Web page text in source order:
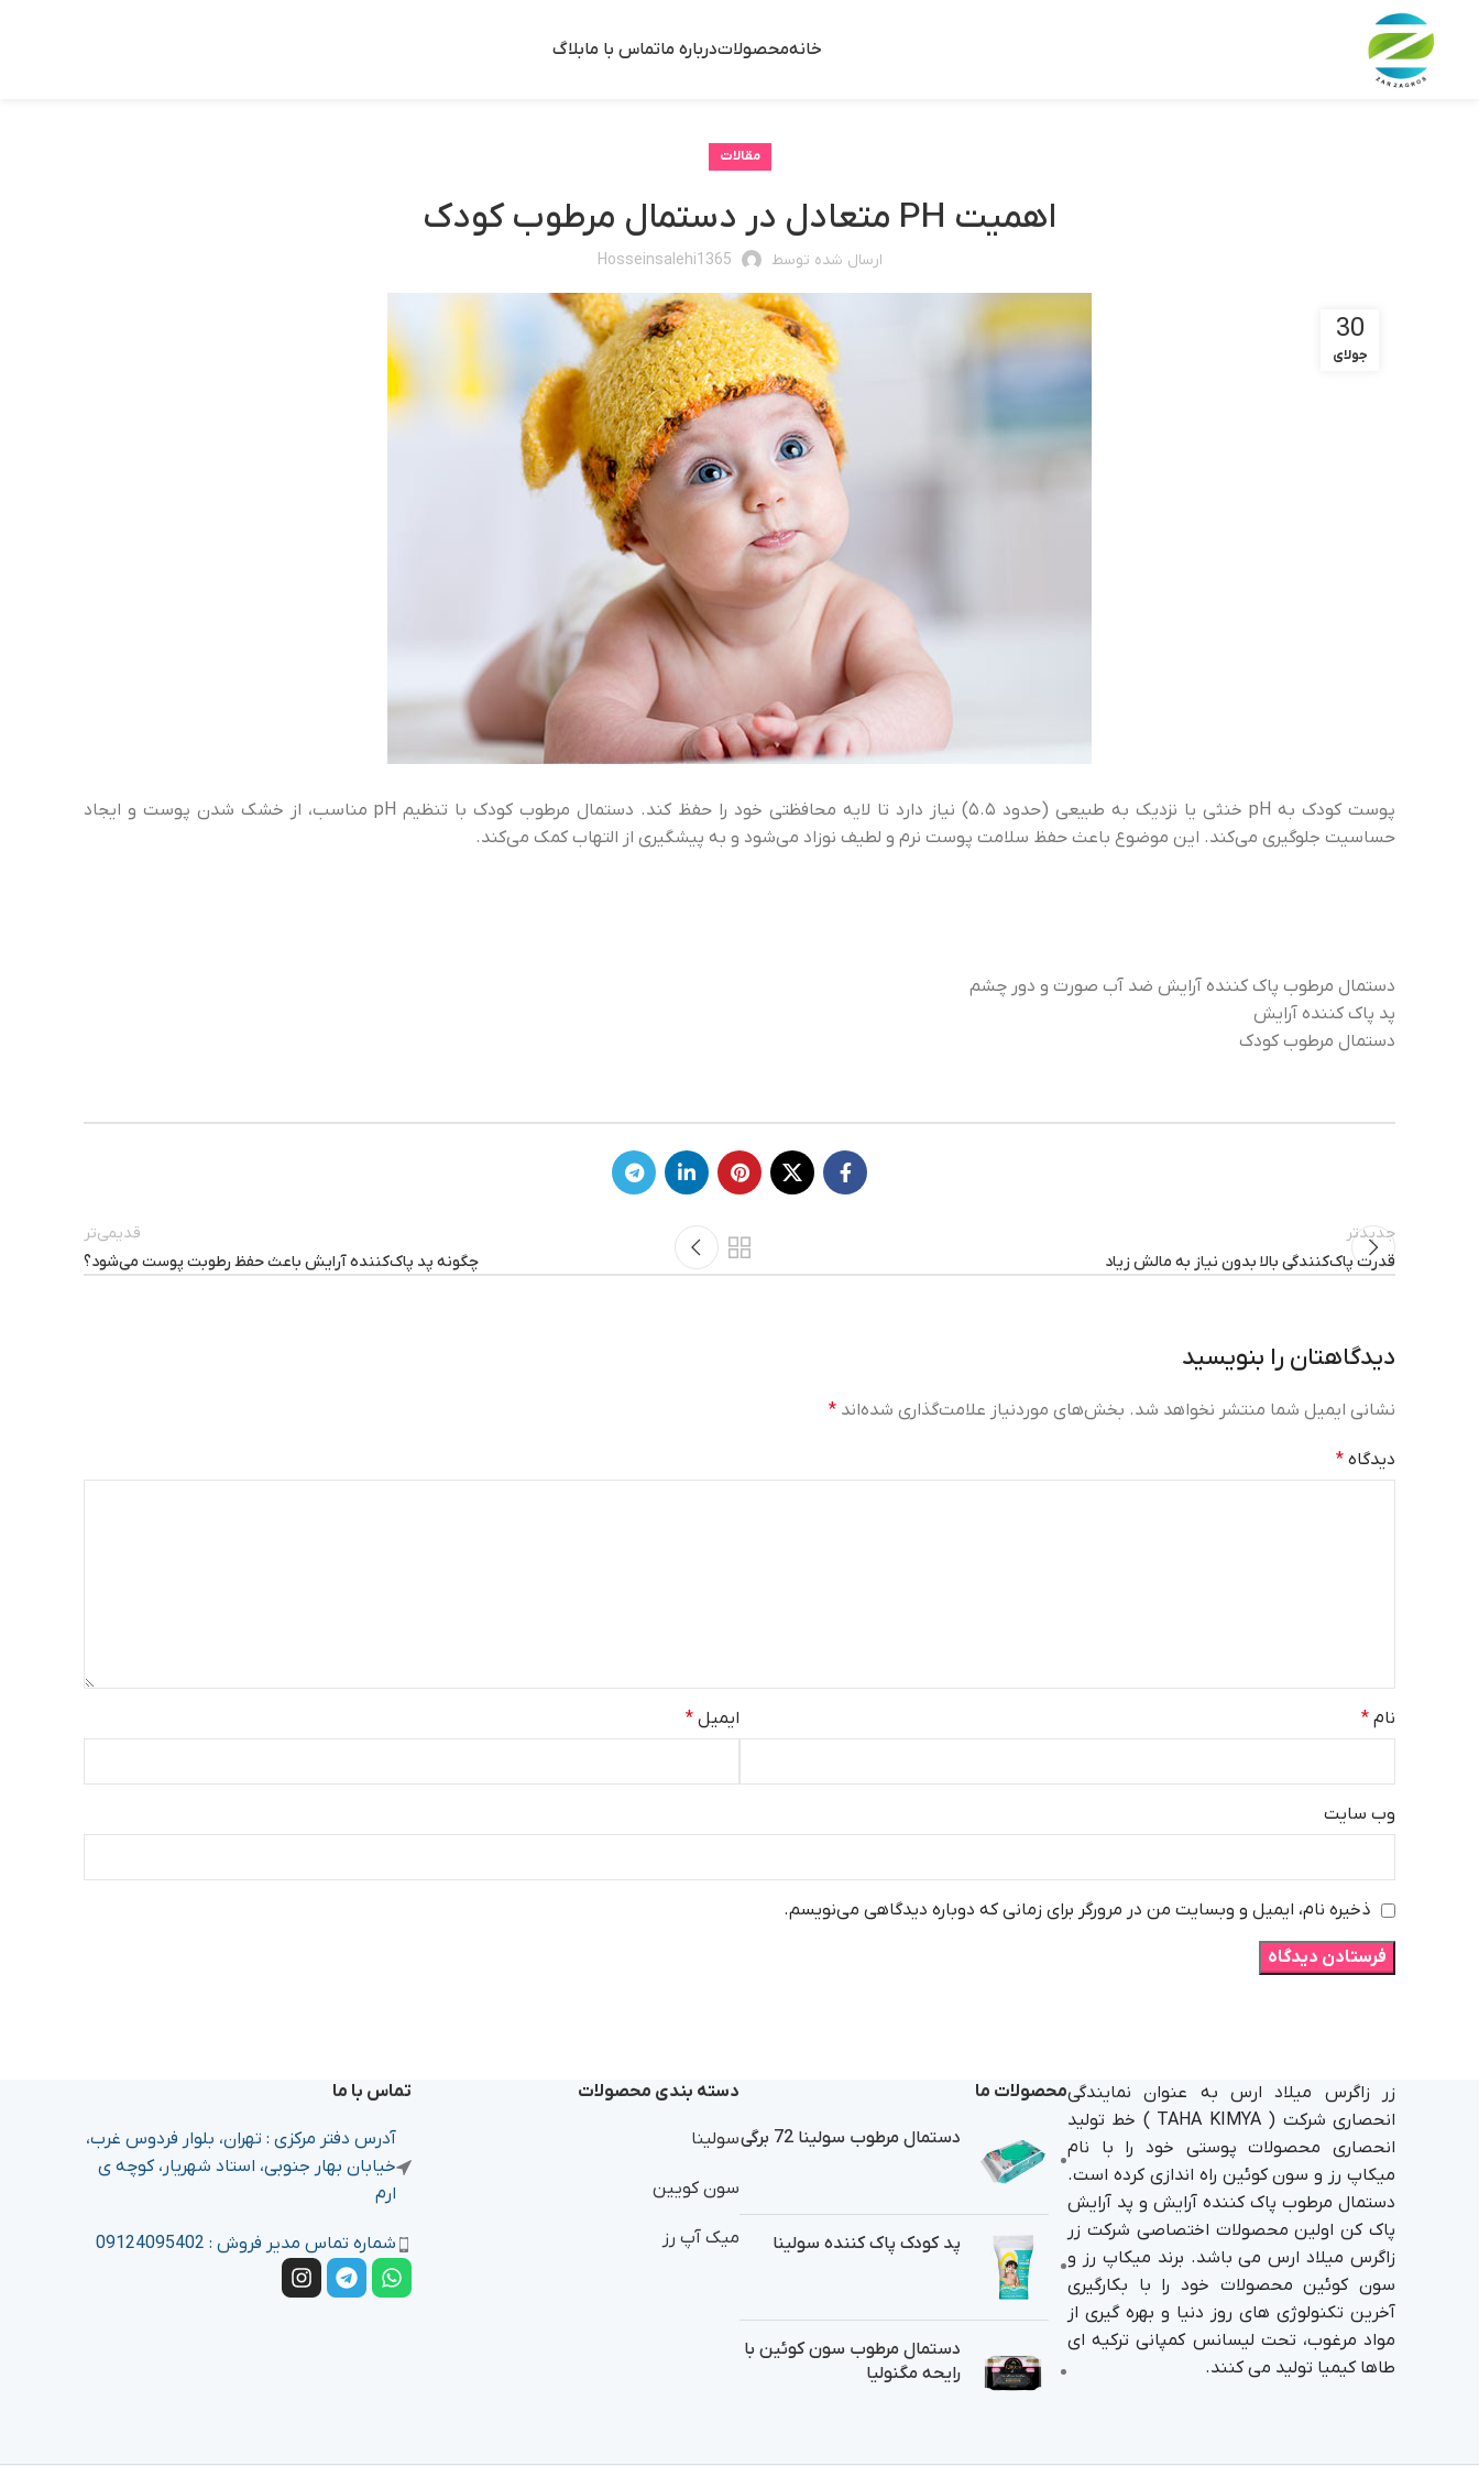
خانهمحصولاتدرباره ماتماس با مابلاگ
مقالات
اهمیت PH متعادل در دستمال مرطوب کودک
ارسال شده توسط Hosseinsalehi1365
30
جولای
پوست کودک به pH خنثی یا نزدیک به طبیعی (حدود ۵.۵) نیاز دارد تا لایه محافظتی خود را حفظ کند. دستمال مرطوب کودک با تنظیم pH مناسب، از خشک شدن پوست و ایجاد
حساسیت جلوگیری می‌کند. این موضوع باعث حفظ سلامت پوست نرم و لطیف نوزاد می‌شود و به پیشگیری از التهاب کمک می‌کند.
دستمال مرطوب پاک کننده آرایش ضد آب صورت و دور چشم
پد پاک کننده آرایش
دستمال مرطوب کودک
جدیدتر
قدرت پاک‌کنندگی بالا بدون نیاز به مالش زیاد
قدیمی‌تر
چگونه پد پاک‌کننده آرایش باعث حفظ رطوبت پوست می‌شود؟
دیدگاهتان را بنویسید
نشانی ایمیل شما منتشر نخواهد شد. بخش‌های موردنیاز علامت‌گذاری شده‌اند *
دیدگاه *
نام * ایمیل *
وب‌ سایت
ذخیره نام، ایمیل و وبسایت من در مرورگر برای زمانی که دوباره دیدگاهی می‌نویسم.
زر زاگرس میلاد ارس به عنوان نمایندگی
انحصاری شرکت ( TAHA KIMYA ) خط تولید
انحصاری محصولات پوستی خود را با نام
میکاپ رز و سون کوئین راه اندازی کرده است.
دستمال مرطوب پاک کننده آرایش و پد آرایش
پاک کن اولین محصولات اختصاصی شرکت زر
زاگرس میلاد ارس می باشد. برند میکاپ رز و
سون کوئین محصولات خود را با بکارگیری
آخرین تکنولوژی های روز دنیا و بهره گیری از
مواد مرغوب، تحت لیسانس کمپانی ترکیه ای
طاها کیمیا تولید می کنند.
محصولات ما
دستمال مرطوب سولینا 72 برگی
پد کودک پاک کننده سولینا
دستمال مرطوب سون کوئین با
رایحه مگنولیا
دسته بندی محصولات
سولینا
سون کویین
میک آپ رز
تماس با ما
آدرس دفتر مرکزی : تهران، بلوار فردوس غرب،
خیابان بهار جنوبی، استاد شهریار، کوچه ی
ارم
شماره تماس مدیر فروش : 09124095402